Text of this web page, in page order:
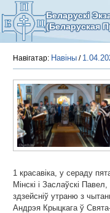
Беларускі
(Беларуская
Навігатар: Навіны /
1 красавіка, у сераду
Мінскі і Заслаўскі
здзейсніў утраню з
Андрэя Крыцкага ў